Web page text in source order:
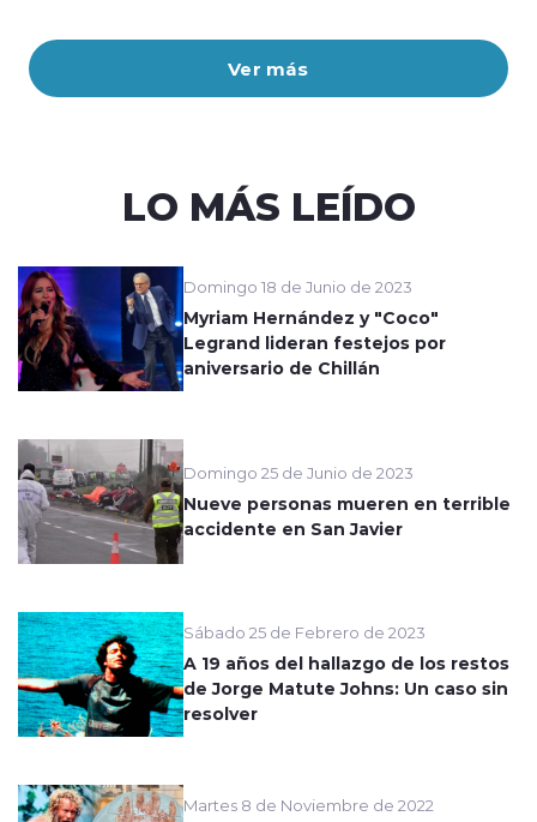
Ver más
LO MÁS LEÍDO
Domingo 18 de Junio de 2023
Myriam Hernández y "Coco"
Legrand lideran festejos por
aniversario de Chillán
Domingo 25 de Junio de 2023
Nueve personas mueren en terrible
accidente en San Javier
Sábado 25 de Febrero de 2023
A 19 años del hallazgo de los restos
de Jorge Matute Johns: Un caso sin
resolver
Martes 8 de Noviembre de 2022